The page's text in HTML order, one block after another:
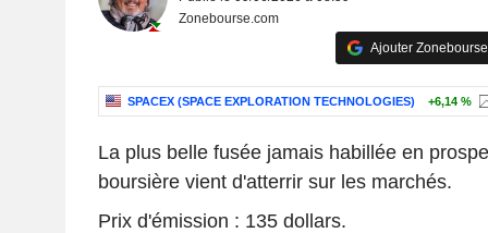
Zonebourse.com
Ajouter
SPACEX (SPACE EXPLORATION TECHNOLOGIES) +6,14 %
La plus belle fusée jamais habillée en
boursière vient d'atterrir sur les marchés.
Prix d'émission : 135 dollars.